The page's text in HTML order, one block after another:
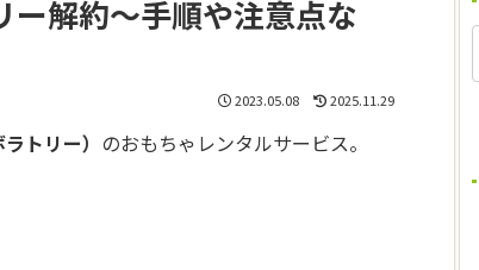
ー解約〜手順や注意点な
2023.05.08 2025.11.29
トリー） のおもちゃレンタルサービス。